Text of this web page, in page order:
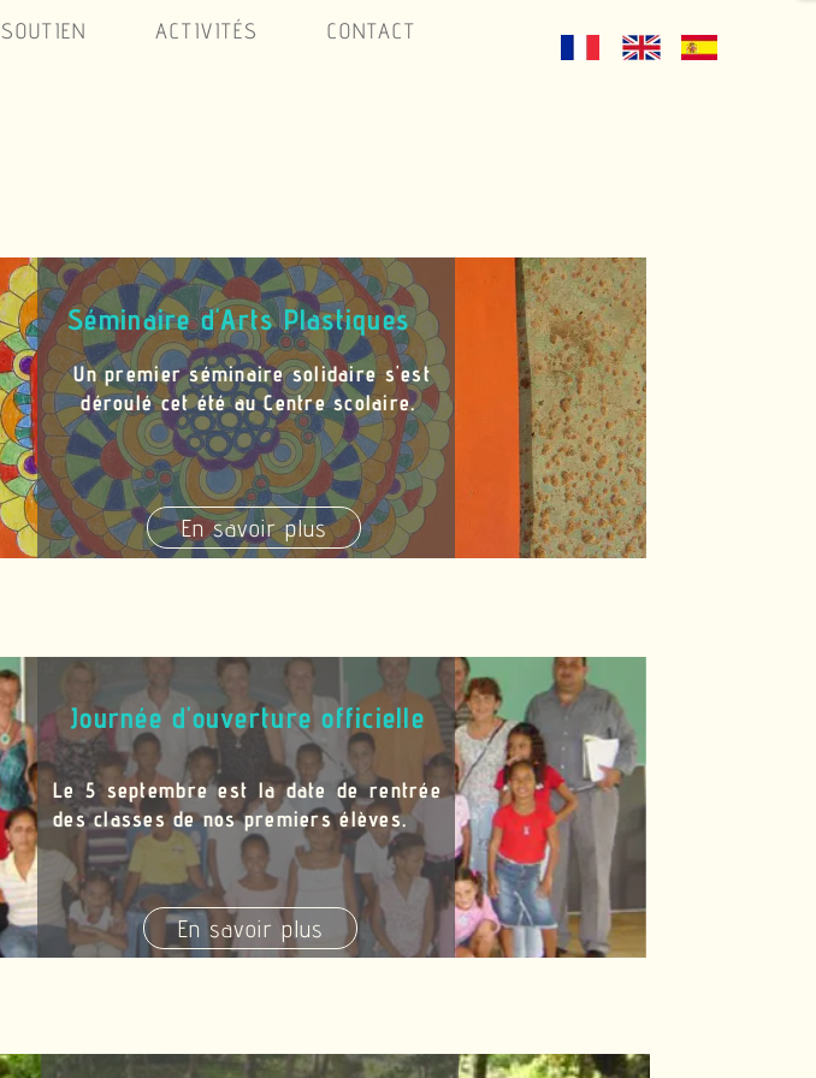
SOUTIEN ACTIVITÉS CONTACT
Séminaire d'Arts Plastiques
Un premier séminaire solidaire s'est
déroulé cet été au Centre scolaire.
En savoir plus
Journée d'ouverture officielle
Le 5 septembre est la date de rentrée
des classes de nos premiers élèves.
En savoir plus